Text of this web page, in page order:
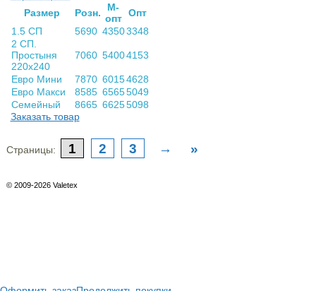
Раз­мер
Розн.
М-
опт Опт
1.5 СП
5690 43503348
2 СП.
Простыня
220х240
7060 54004153
Евро Мини 7870 60154628
Евро Макси
8585 65655049
Семейный
8665 66255098
Заказать товар
Страницы: 1 2 3 → »
© 2009-2026 Valetex